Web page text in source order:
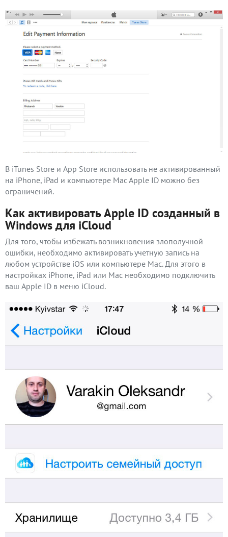
В iTunes Store и App Store использовать не активированный
на iPhone, iPad и компьютере Mac Apple ID можно без
ограничений.
Как активировать Apple ID созданный в
Windows для iCloud
Для того, чтобы избежать возникновения злополучной
ошибки, необходимо активировать учетную запись на
любом устройстве iOS или компьютере Mac. Для этого в
настройках iPhone, iPad или Mac необходимо подключить
ваш Apple ID в меню iCloud.